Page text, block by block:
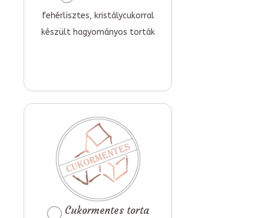
fehérlisztes, kristálycukorral
készült hagyományos torták
Cukormentes torta